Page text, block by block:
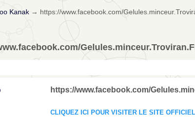
Kanak→ https://www.facebook.com/
https://www.facebook.com/
CLIQUEZ ICI POUR VISITER LE SITE OFFICIEL